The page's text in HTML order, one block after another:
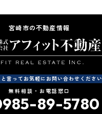
宮崎市の不動産情報
言ってお気軽にお問い合わせください
無料相談・お電話窓口
89-5780